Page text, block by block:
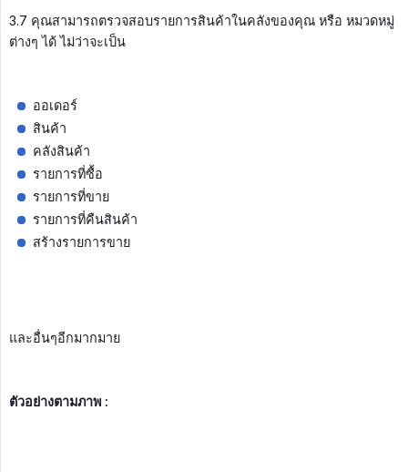
3.7 คุณสามารถตรวจสอบรายการสินค้าในคลังของคุณ หรือ หมวดหมู่
ต่างๆ ได้ ไม่ว่าจะเป็น
ออเดอร์
สินค้า
คลังสินค้า
รายการที่ซื้อ
รายการที่ขาย
รายการที่คืนสินค้า
สร้างรายการขาย
และอื่นๆอีกมากมาย
ตัวอย่างตามภาพ :